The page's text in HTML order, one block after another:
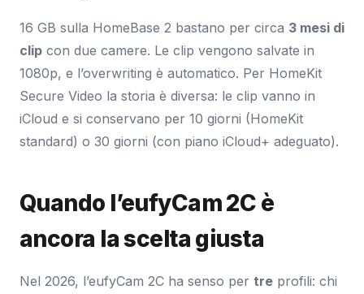
16 GB sulla HomeBase 2 bastano per circa 3 mesi di
clip con due camere. Le clip vengono salvate in
1080p, e l’overwriting è automatico. Per HomeKit
Secure Video la storia è diversa: le clip vanno in
iCloud e si conservano per 10 giorni (HomeKit
standard) o 30 giorni (con piano iCloud+ adeguato).
Quando l’eufyCam 2C è
ancora la scelta giusta
Nel 2026, l’eufyCam 2C ha senso per tre profili: chi